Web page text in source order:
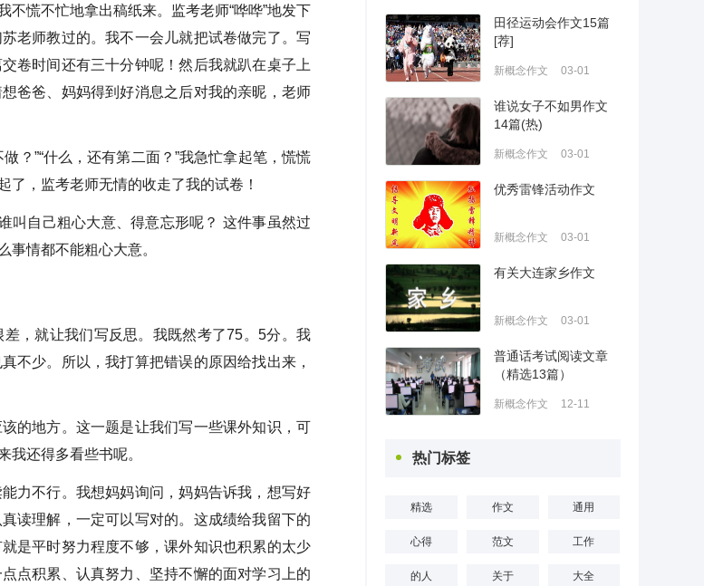
慌不忙地拿出稿纸来。监考老师“哗哗”地发下
老师教过的。我不一会儿就把试卷做完了。写
卷时间还有三十分钟呢！然后我就趴在桌子上
爸爸、妈妈得到好消息之后对我的亲昵，老师
”“什么，还有第二面？”我急忙拿起笔，慌慌
，监考老师无情的收走了我的试卷！
自己粗心大意、得意忘形呢？ 这件事虽然过
事情都不能粗心大意。
，就让我们写反思。我既然考了75。5分。我
不少。所以，我打算把错误的原因给找出来，
地方。这一题是让我们写一些课外知识，可
我还得多看些书呢。
不行。我想妈妈询问，妈妈告诉我，想写好
读理解，一定可以写对的。这成绩给我留下的
是平时努力程度不够，课外知识也积累的太少
点积累、认真努力、坚持不懈的面对学习上的
田径运动会作文15篇
[荐]
新概念作文 03-01
谁说女子不如男作文
14篇(热)
新概念作文 03-01
优秀雷锋活动作文
新概念作文 03-01
有关大连家乡作文
新概念作文 03-01
普通话考试阅读文章
（精选13篇）
新概念作文 12-11
热门标签
精选 作文 通用
心得 范文 工作
的人 关于 大全